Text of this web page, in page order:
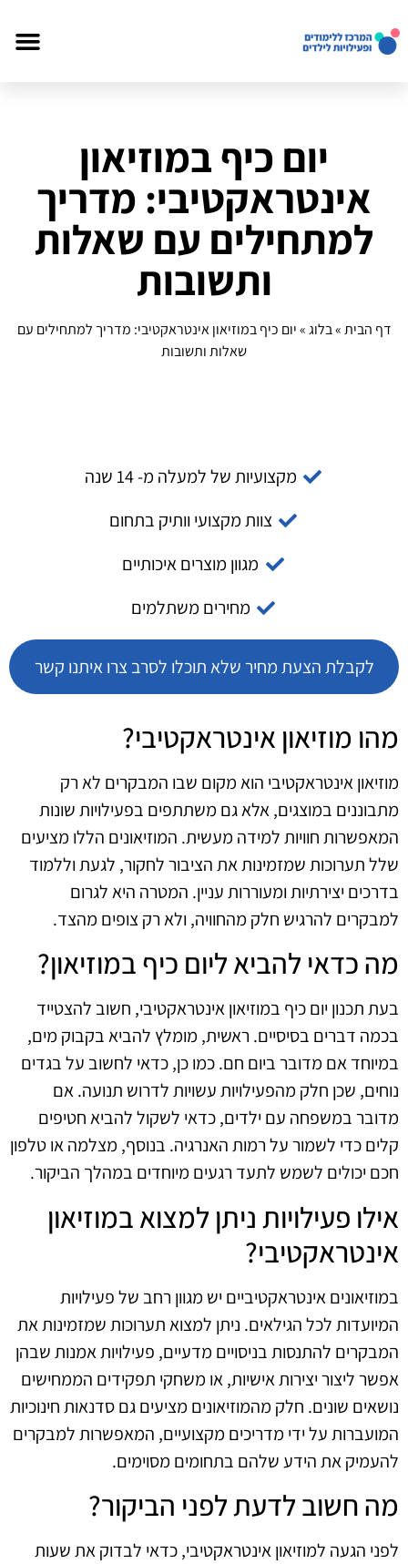
יום כיף במוזיאון
אינטראקטיבי: מדריך
למתחילים עם שאלות
ותשובות
דף הבית»בלוג»יום כיף במוזיאון אינטראקטיבי: מדריך למתחילים עם
שאלות ותשובות
מקצועיות של למעלה מ- 14 שנה
צוות מקצועי וותיק בתחום
מגוון מוצרים איכותיים
מחירים משתלמים
לקבלת הצעת מחיר שלא תוכלו לסרב צרו איתנו קשר
מהו מוזיאון אינטראקטיבי?
מוזיאון אינטראקטיבי הוא מקום שבו המבקרים לא רק
מתבוננים במוצגים, אלא גם משתתפים בפעילויות שונות
המאפשרות חוויות למידה מעשית. המוזיאונים הללו מציעים
שלל תערוכות שמזמינות את הציבור לחקור, לגעת וללמוד
בדרכים יצירתיות ומעוררות עניין. המטרה היא לגרום
למבקרים להרגיש חלק מהחוויה, ולא רק צופים מהצד.
מה כדאי להביא ליום כיף במוזיאון?
בעת תכנון יום כיף במוזיאון אינטראקטיבי, חשוב להצטייד
בכמה דברים בסיסיים. ראשית, מומלץ להביא בקבוק מים,
במיוחד אם מדובר ביום חם. כמו כן, כדאי לחשוב על בגדים
נוחים, שכן חלק מהפעילויות עשויות לדרוש תנועה. אם
מדובר במשפחה עם ילדים, כדאי לשקול להביא חטיפים
קלים כדי לשמור על רמות האנרגיה. בנוסף, מצלמה או טלפון
חכם יכולים לשמש לתעד רגעים מיוחדים במהלך הביקור.
אילו פעילויות ניתן למצוא במוזיאון
אינטראקטיבי?
במוזיאונים אינטראקטיביים יש מגוון רחב של פעילויות
המיועדות לכל הגילאים. ניתן למצוא תערוכות שמזמינות את
המבקרים להתנסות בניסויים מדעיים, פעילויות אמנות שבהן
אפשר ליצור יצירות אישיות, או משחקי תפקידים הממחישים
נושאים שונים. חלק מהמוזיאונים מציעים גם סדנאות חינוכיות
המועברות על ידי מדריכים מקצועיים, המאפשרות למבקרים
להעמיק את הידע שלהם בתחומים מסוימים.
מה חשוב לדעת לפני הביקור?
לפני הגעה למוזיאון אינטראקטיבי, כדאי לבדוק את שעות